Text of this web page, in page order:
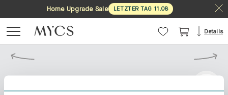
Home Upgrade Sale LETZTER TAG 11 .08
Details